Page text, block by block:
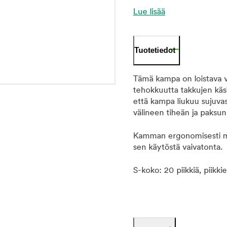
Lue lisää
Tuotetiedot
Tämä kampa on
tehokkuutta takkujen
että kampa liukuu
välineen tiheän ja
Kamman ergonomisesti
sen käytöstä vaivatonta.
S-koko: 20 piikkiä,